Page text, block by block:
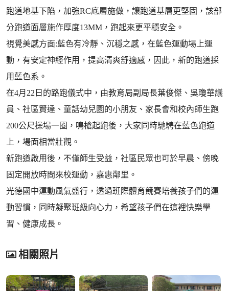
跑道地基下陷，加強RC底層施做，讓跑道基層更堅固，該部
分跑道面層施作厚度13MM，跑起來更平穩安全。
視覺美感方面:藍色有冷靜、沉穩之感，在藍色運動場上運
動，有安定神經作用，提高清爽舒適感，因此，新的跑道採
用藍色系。
在4月22日的路跑儀式中，由教育局副局長葉俊傑、吳瓊華議
員、社區賢達、童話幼兒園的小朋友、家長會和校內師生跑
200公尺操場一圈，鳴槍起跑後，大家同時馳騁在藍色跑道
上，場面相當壯觀。
新跑道啟用後，不僅師生受益，社區民眾也可於早晨、傍晚
固定開放時間來校運動，嘉惠鄰里。
光德國中運動風氣盛行，透過班際體育競賽培養孩子們的運
動習慣，同時凝聚班級向心力，希望孩子們在這裡快樂學
習、健康成長。
相關照片